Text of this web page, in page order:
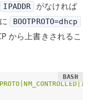
IPADDR
がなければ
BOOTPROTO=dhcp
から上書きされるこ